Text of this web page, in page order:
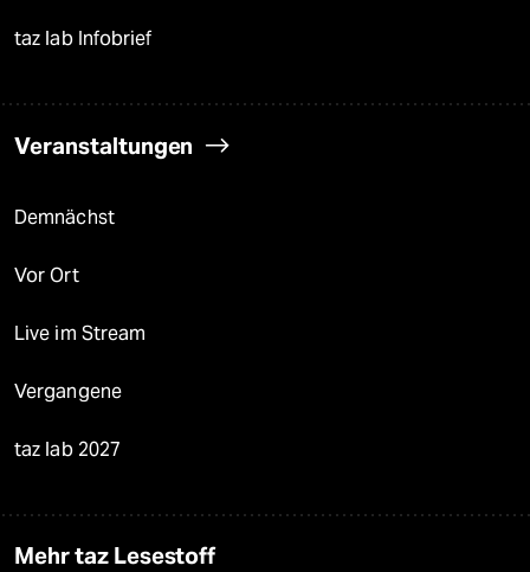
taz lab Infobrief
Veranstaltungen
Demnächst
Vor Ort
Live im Stream
Vergangene
taz lab 2027
Mehr taz Lesestoff